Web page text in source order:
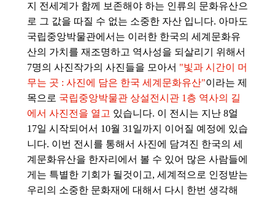
지 전세계가 함께 보존해야 하는 인류의 문화유산으
로 그 값을 따질 수 없는 소중한 자산 입니다. 아마도
국립중앙박물관에서는 이러한 한국의 세계문화유
산의 가치를 재조명하고 역사성을 되살리기 위해서
7명의 사진작가의 사진들을 모아서 "빛과 시간이 머
무는 곳 : 사진에 담은 한국 세계문화유산"이라는 제
목으로 국립중앙박물관 상설전시관 1층 역사의 길
에서 사진전을 열고 있습니다. 이 전시는 지난 8얼
17일 시작되어서 10월 31일까지 이어질 예정에 있습
니다. 이번 전시를 통해서 사진에 담겨진 한국의 세
계문화유산을 한자리에서 볼 수 있어 많은 사람들에
게는 특별한 기회가 될것이고, 세계적으로 인정받는
우리의 소중한 문화재에 대해서 다시 한번 생각해